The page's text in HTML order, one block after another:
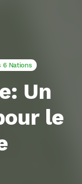
6 Nations
Un
le